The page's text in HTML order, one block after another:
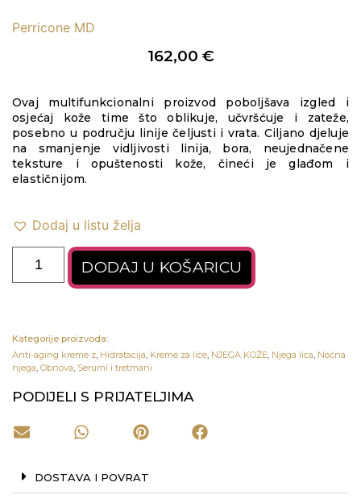
Perricone MD
162,00 €
Ovaj multifunkcionalni proizvod poboljšava izgled i
osjećaj kože time što oblikuje, učvršćuje i zateže,
posebno u području linije čeljusti i vrata. Ciljano djeluje
na smanjenje vidljivosti linija, bora, neujednačene
teksture i opuštenosti kože, čineći je glađom i
elastičnijom.
Dodaj u listu želja
DODAJ U KOŠARICU
Kategorije proizvoda:
Anti-aging kreme z Hidratacija Kreme za lice NJEGA KOŽE Njega lica Noćna
njega Obnova Serumi i tretmani
PODIJELI S PRIJATELJIMA
DOSTAVA I POVRAT